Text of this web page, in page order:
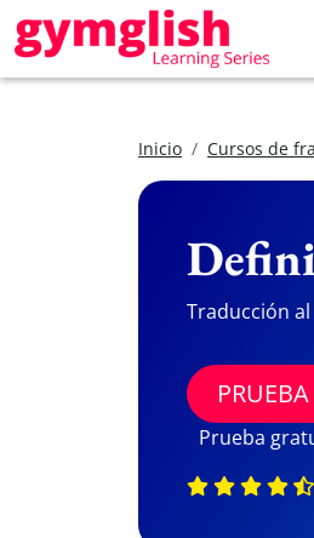
Inicio Cursos de
Traducción
Prueba